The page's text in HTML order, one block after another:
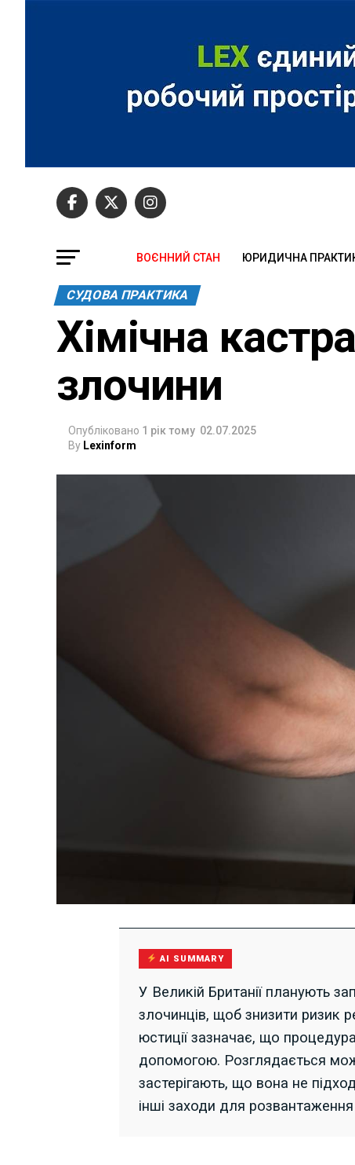
ВОЄННИЙ СТАН ЮРИДИЧНА
СУДОВА ПРАКТИКА
Хімічна
злочини
Опубліковано 1 рік тому 02.07.2025
By Lexinform
AI SUMMARY
У Великій Британії планують
злочинців, щоб знизити ризик
юстиції зазначає, що
допомогою. Розглядається
застерігають, що вона не
інші заходи для